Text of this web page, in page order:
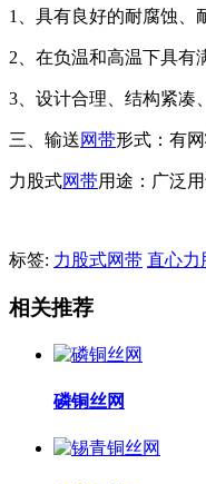
1、具有良好的耐腐蚀、
2、在负温和高温下具有
3、设计合理、结构紧凑
三、输送网带形式：有
力股式网带用途：广泛
标签: 力股式网带 直心力
相关推荐
磷铜丝网